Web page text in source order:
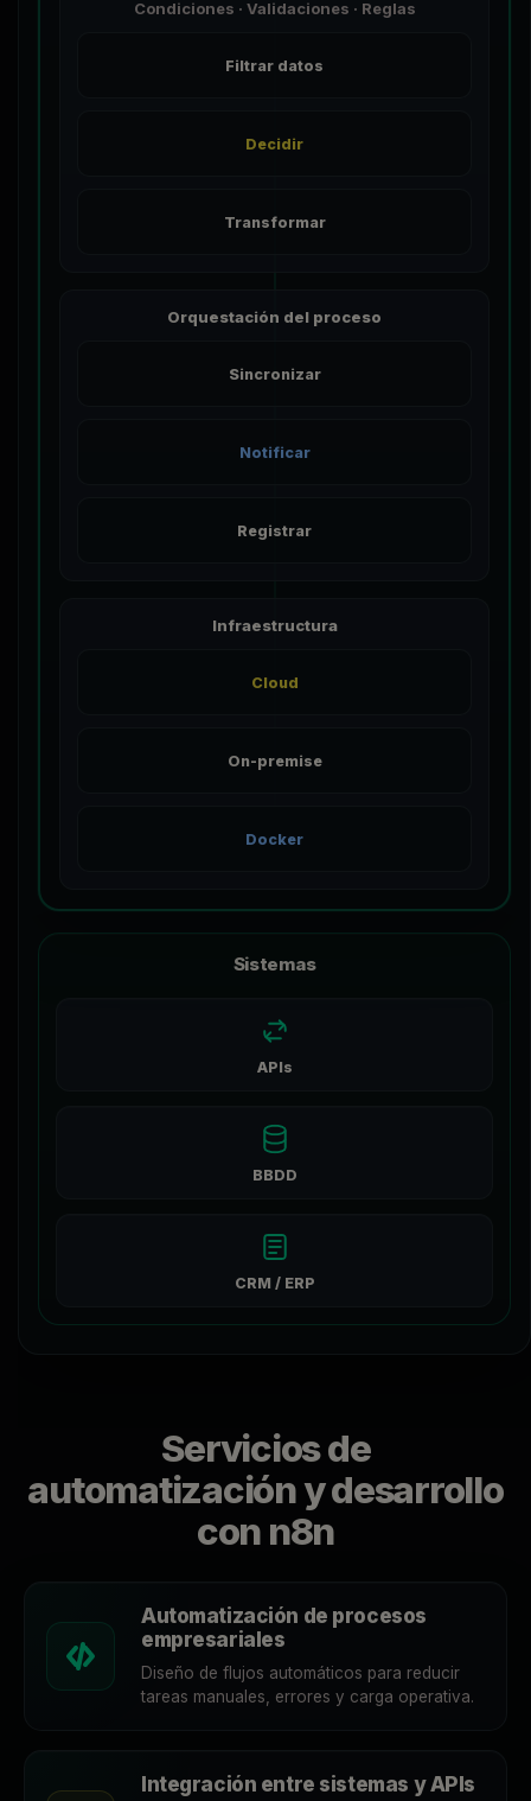
Condiciones · Validaciones · Reglas
Filtrar datos
Decidir
Transformar
Orquestación del proceso
Sincronizar
Notificar
Registrar
Infraestructura
Cloud
On-premise
Docker
Sistemas
APIs
BBDD
CRM / ERP
Servicios de
automatización y desarrollo
con n8n
Automatización de procesos
empresariales
Diseño de flujos automáticos para reducir
tareas manuales, errores y carga operativa.
Integración entre sistemas y APIs